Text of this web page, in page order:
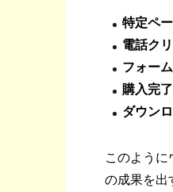
特定ペ
電話ク
フォー
購入完了
ダウン
このように
の成果を出